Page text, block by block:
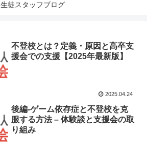
生徒スタッフブログ
不登校とは？定義・原因と高卒支
援会での支援【2025年最新版】
2025.04.24
後編-ゲーム依存症と不登校を克
服する方法 – 体験談と支援会の取
り組み